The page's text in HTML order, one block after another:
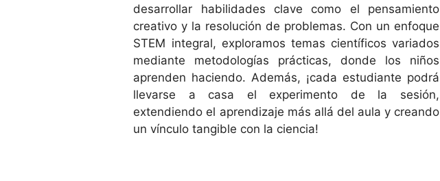
desarrollar habilidades clave como el pensamiento
creativo y la resolución de problemas. Con un enfoque
STEM integral, exploramos temas científicos variados
mediante metodologías prácticas, donde los niños
aprenden haciendo. Además, ¡cada estudiante podrá
llevarse a casa el experimento de la sesión,
extendiendo el aprendizaje más allá del aula y creando
un vínculo tangible con la ciencia!